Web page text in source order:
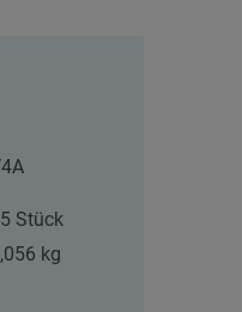
Stück
kg